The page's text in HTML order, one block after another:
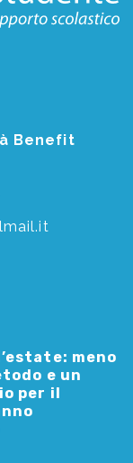
Benefit
meno
e un
per il